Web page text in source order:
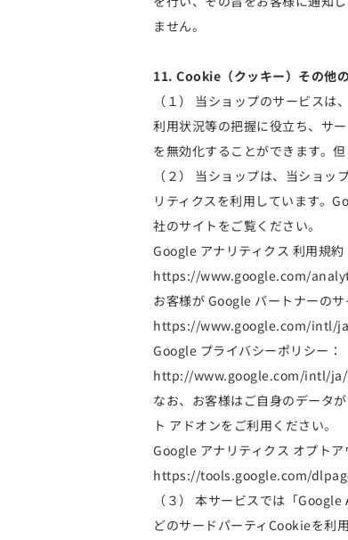
ません。
11. Cookie（クッキー）その他
（１） 当ショップのサービス
利用状況等の把握に役立ち、サ
を無効化することができます。
（２） 当ショップは、当ショ
リティクスを利用しています。
社のサイトをご覧ください。
Google アナリティクス 利用規約
https://www.google.com/
お客様が Google パートナーの
https://www.google.com/intl/
Google プライバシーポリシー：
http://www.google.com/intl/
なお、お客様はご自身のデータ
ト アドオンをご利用ください。
Google アナリティクス オプトア
https://tools.google.com/
（３） 本サービスでは「
どのサードパーティCookieを利用